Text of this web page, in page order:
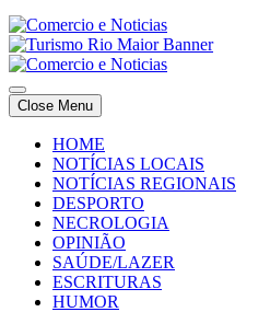
Comercio e Noticias
Notícias e Publicidade Online
Comercio e Noticias
Notícias e Publicidade Online
Close Menu
HOME
NOTÍCIAS LOCAIS
NOTÍCIAS REGIONAIS
DESPORTO
NECROLOGIA
OPINIÃO
SAÚDE/LAZER
ESCRITURAS
HUMOR